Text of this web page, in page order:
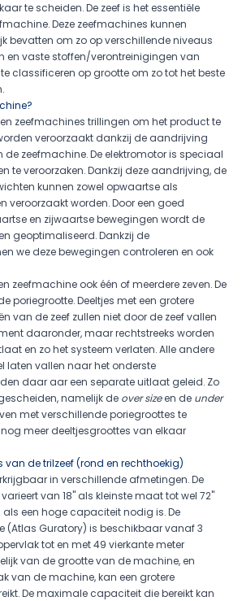
te scheiden. De zeef is het essentiële
Deze zeefmachines kunnen
bevatten om zo op verschillende niveaus
en vaste stoffen/verontreinigingen van
classificeren op grootte om zo tot het beste
zeefmachines trillingen om het product te
veroorzaakt dankzij de aandrijving
de zeefmachine. De elektromotor is speciaal
te veroorzaken. Dankzij deze aandrijving, de
kunnen zowel opwaartse als
veroorzaakt worden. Door een goed
en zijwaartse bewegingen wordt de
geoptimaliseerd. Dankzij de
we deze bewegingen controleren en ook
zeefmachine ook één of meerdere zeven. De
poriegrootte. Deeltjes met een grotere
van de zeef zullen niet door de zeef vallen
daaronder, maar rechtstreeks worden
en zo het systeem verlaten. Alle andere
laten vallen naar het onderste
daar aar een separate uitlaat geleid. Zo
namelijk de over sizeen de under
met verschillende poriegroottes te
meer deeltjesgroottes van elkaar
van de trilzeef (rond en rechthoekig)
in verschillende afmetingen. De
van 18" als kleinste maat tot wel 72"
een hoge capaciteit nodig is. De
(Atlas Guratory) is beschikbaar vanaf 3
tot en met 49 vierkante meter
van de grootte van de machine, en
van de machine, kan een grotere
De maximale capaciteit die bereikt kan